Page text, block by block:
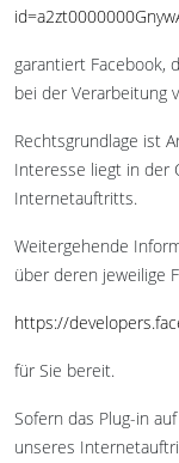
garantiert Facebook,
bei der Verarbeitung
Rechtsgrundlage ist
Interesse liegt in der
Internetauftritts.
Weitergehende
über deren jeweilige
https://
für Sie bereit.
Sofern das Plug-in
unseres